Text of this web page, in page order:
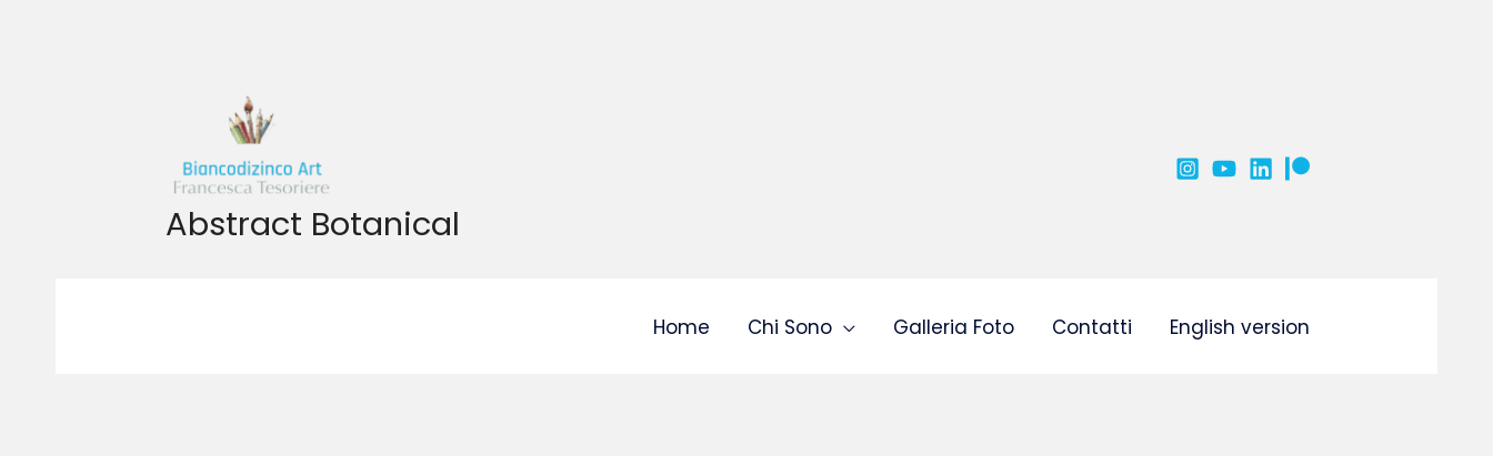
Abstract Botanical
Home Chi Sono Galleria Foto Contatti English version